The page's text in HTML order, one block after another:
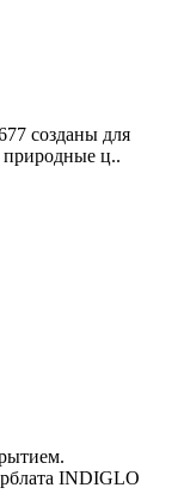
созданы для
ц..
INDIGLO